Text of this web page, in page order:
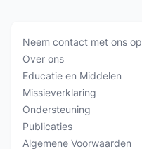
Neem contact met ons op
Over ons
Educatie en Middelen
Missieverklaring
Ondersteuning
Publicaties
Algemene Voorwaarden